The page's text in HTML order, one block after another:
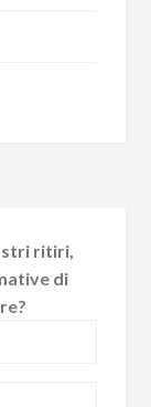
ritiri,
di